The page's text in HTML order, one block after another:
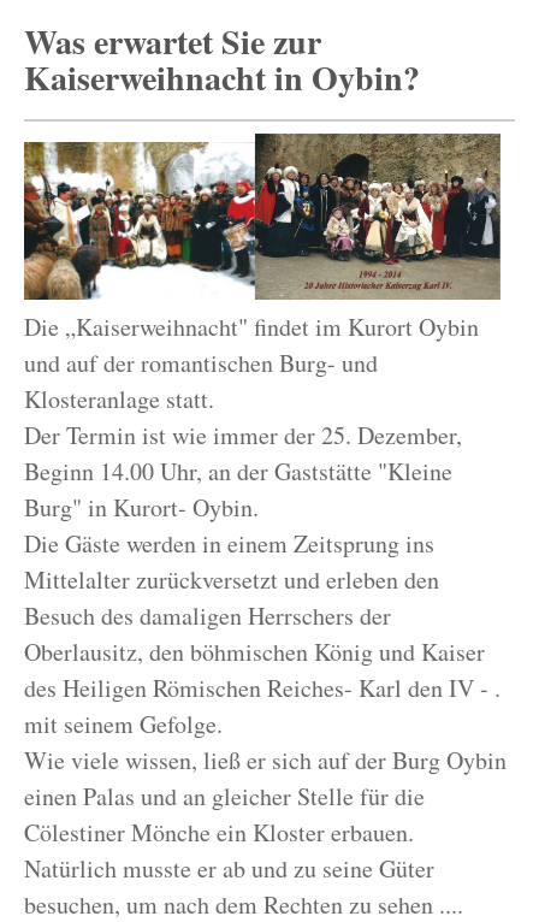
Was erwartet Sie zur
Kaiserweihnacht in Oybin?
Die „Kaiserweihnacht" findet im Kurort Oybin
und auf der romantischen Burg- und
Klosteranlage statt.
Der Termin ist wie immer der 25. Dezember,
Beginn 14.00 Uhr, an der Gaststätte "Kleine
Burg" in Kurort- Oybin.
Die Gäste werden in einem Zeitsprung ins
Mittelalter zurückversetzt und erleben den
Besuch des damaligen Herrschers der
Oberlausitz, den böhmischen König und Kaiser
des Heiligen Römischen Reiches- Karl den IV - .
mit seinem Gefolge.
Wie viele wissen, ließ er sich auf der Burg Oybin
einen Palas und an gleicher Stelle für die
Cölestiner Mönche ein Kloster erbauen.
Natürlich musste er ab und zu seine Güter
besuchen, um nach dem Rechten zu sehen ....